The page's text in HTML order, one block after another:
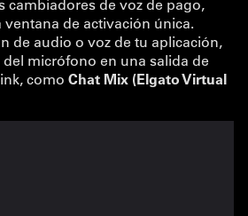
ventana de activación única.
de audio o voz de tu aplicación,
micrófono en una salida de
como Chat Mix (Elgato Virtual